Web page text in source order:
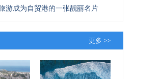
游成为自贸港的一张靓丽名片
更多 >>